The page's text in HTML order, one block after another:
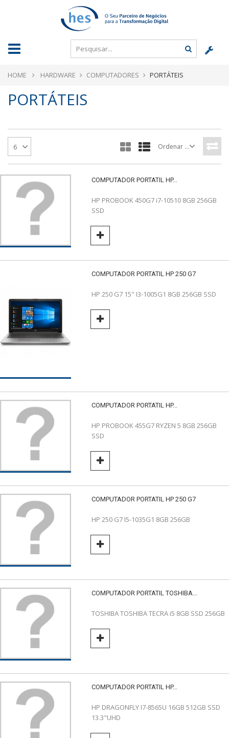
HOME HARDWARE COMPUTADORES PORTÁTEIS
PORTÁTEIS
6 Ordenar por
COMPUTADOR PORTATIL HP...
HP PROBOOK 450G7 i7-10510 8GB 256GB
SSD
COMPUTADOR PORTATIL HP 250 G7
HP 250 G7 15" I3-1005G1 8GB 256GB SSD
COMPUTADOR PORTATIL HP...
HP PROBOOK 455G7 RYZEN 5 8GB 256GB
SSD
COMPUTADOR PORTATIL HP 250 G7
HP 250 G7 I5-1035G1 8GB 256GB
COMPUTADOR PORTATIL TOSHIBA...
TOSHIBA TOSHIBA TECRA i5 8GB SSD 256GB
COMPUTADOR PORTATIL HP...
HP DRAGONFLY I7-8565U 16GB 512GB SSD
13.3"UHD